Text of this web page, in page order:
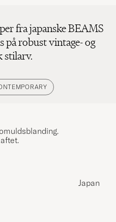
fra japanske BEAMS
på robust vintage- og
stilarv.
Japan